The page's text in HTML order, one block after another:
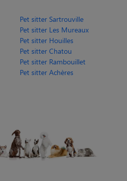
Pet sitter Sartrouville
Pet sitter Les Mureaux
Pet sitter Houilles
Pet sitter Chatou
Pet sitter Rambouillet
Pet sitter Achères